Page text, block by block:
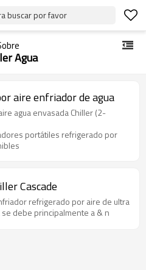
buscar por favor
Agua
aire enfriador de agua
agua envasada Chiller (2-
portátiles refrigerado por
Cascade
refrigerado por aire de ultra
debe principalmente a & n